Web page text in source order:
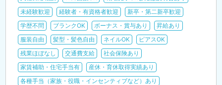
未経験歓迎
経験者・有資格者歓迎
新卒・第二新卒歓迎
学歴不問
ブランクOK ボーナス・賞与あり
昇給あり
服装自由
髪型・髪色自由 ネイルOK
ピアスOK
残業ほぼなし
交通費支給
社会保険あり
家賃補助・住宅手当有
産休・育休取得実績あり
各種手当（家族・役職・インセンティブなど）あり